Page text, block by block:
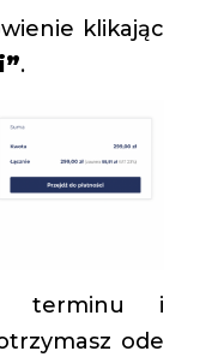
klikając
.
terminu i
ode